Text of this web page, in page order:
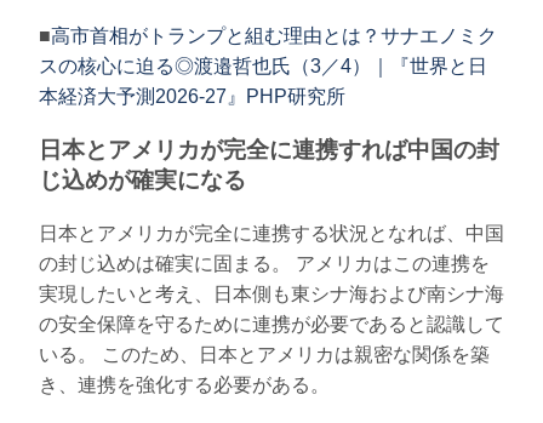
■高市首相がトランプと組む理由とは？サナエノミク
スの核心に迫る◎渡邉哲也氏（3／4）｜『世界と日
本経済大予測2026-27』PHP研究所
日本とアメリカが完全に連携すれば中国の封
じ込めが確実になる
日本とアメリカが完全に連携する状況となれば、中国
の封じ込めは確実に固まる。 アメリカはこの連携を
実現したいと考え、日本側も東シナ海および南シナ海
の安全保障を守るために連携が必要であると認識して
いる。 このため、日本とアメリカは親密な関係を築
き、連携を強化する必要がある。